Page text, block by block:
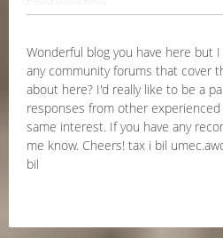
Wonderful blog you have here but
any community forums that cover
about here? I'd really like to be a
responses from other
same interest. If you have any
me know. Cheers! tax i bil
bil